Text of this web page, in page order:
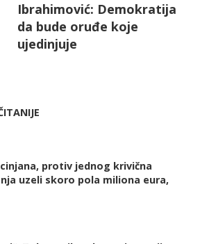
Ibrahimović: Demokratija
da bude oruđe koje
ujedinjuje
protiv jednog krivična
uzeli skoro pola miliona eura,